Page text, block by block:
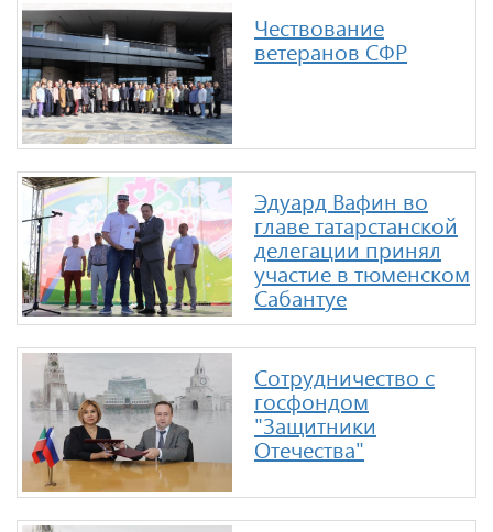
Чествование
ветеранов СФР
Эдуард Вафин во
главе татарстанской
делегации принял
участие в тюменском
Сабантуе
Сотрудничество с
госфондом
"Защитники
Отечества"